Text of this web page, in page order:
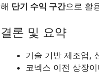
해 단기 수익 구간으로 활
결론 및 요약
기술 기반 제조업,
코넥스 이전 상장